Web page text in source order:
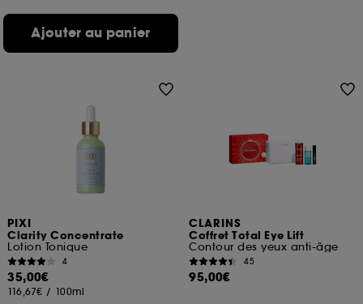
Ajouter au panier
PIXI
Clarity Concentrate
Lotion Tonique
4
35,00€
116,67€ / 100ml
CLARINS
Coffret Total Eye Lift
Contour des yeux anti-âge
45
95,00€